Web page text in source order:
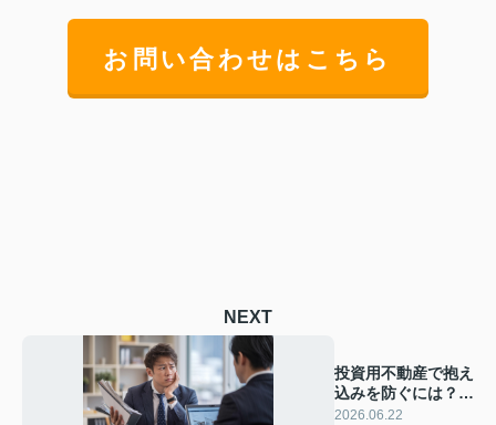
お問い合わせはこちら
NEXT
投資用不動産で抱え
込みを防ぐには？仲
介業者の対応と見抜
2026.06.22